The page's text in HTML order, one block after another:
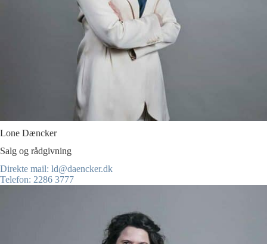
Lone Dæncker
Salg og rådgivning
Direkte mail: ld@daencker.dk
Telefon: 2286 3777